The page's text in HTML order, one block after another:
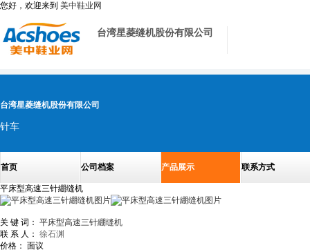
您好，欢迎来到 美中鞋业网
台湾星菱缝机股份有限公司
台湾星菱缝机股份有限公司
针车
首页 公司档案 产品展示 联系方式
平床型高速三针綳缝机
关 键 词： 平床型高速三针綳缝机
联 系 人： 徐石渊
价格： 面议